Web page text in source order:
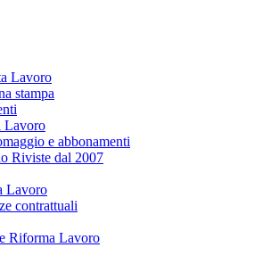
Lavoro
stampa
Lavoro
e abbonamenti
Riviste dal 2007
Lavoro
contrattuali
Riforma Lavoro